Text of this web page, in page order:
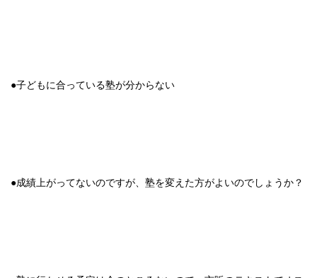
●子どもに合っている塾が分からない
●成績上がってないのですが、塾を変えた方がよいのでしょうか？